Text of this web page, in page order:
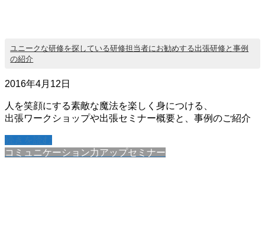
ユニークな研修を探している研修担当者にお勧めする出張研修と事例
の紹介
2016年4月12日
人を笑顔にする素敵な魔法を楽しく身につける、
出張ワークショップや出張セミナー概要と、事例のご紹介
コミュニケーション力アップセミナー